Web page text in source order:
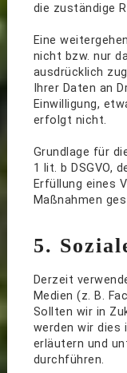
die zuständige
Eine
nicht bzw. nur
ausdrücklich
Ihrer Daten an
Einwilligung,
erfolgt nicht.
Grundlage für
1 lit. b DSGVO,
Erfüllung eines
Maßnahmen
5.
Derzeit
Medien (z. B.
Sollten wir in
werden wir dies
erläutern und
durchführen.